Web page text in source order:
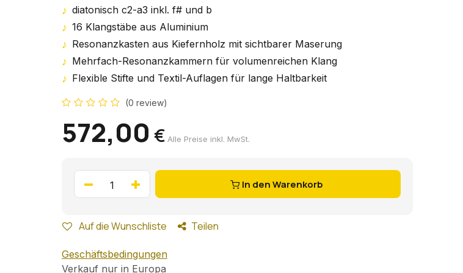
♪ diatonisch c2-a3 inkl. f# und b
♪ 16 Klangstäbe aus Aluminium
♪ Resonanzkasten aus Kiefernholz mit sichtbarer Maserung
♪ Mehrfach-Resonanzkammern für volumenreichen Klang
♪ Flexible Stifte und Textil-Auflagen für lange Haltbarkeit
(0 review)
572,00 € Alle Preise inkl. MwSt.
In den Warenkorb
Auf die Wunschliste Teilen
Geschäftsbedingungen
Verkauf nur in Europa